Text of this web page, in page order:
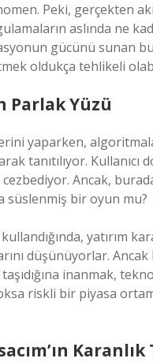
Peki, gerçekten
aslında
gücünü sunan
oldukça tehlikeli
Parlak Yüzü
yaparken,
tanıtılıyor.
cezbediyor. Ancak,
süslenmiş bir oyun mu?
yatırım
düşünüyorlar.
inanmak,
riskli bir piyasa
Karanlık